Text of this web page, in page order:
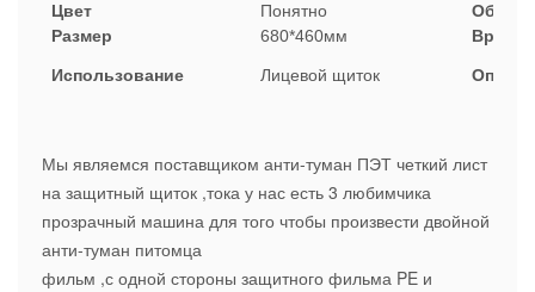
Цвет
Понятно
Размер
680*460мм Время
Использование Лицевой щиток Оплата
Мы являемся поставщиком анти-туман ПЭТ четкий лист
на защитный щиток ,тока у нас есть 3 любимчика
прозрачный машина для того чтобы произвести двойной
анти-туман питомца
фильм ,с одной стороны защитного фильма PE и